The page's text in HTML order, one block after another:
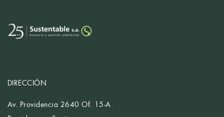
DIRECCIÓN
Av. Providencia 2640 Of. 15-A.